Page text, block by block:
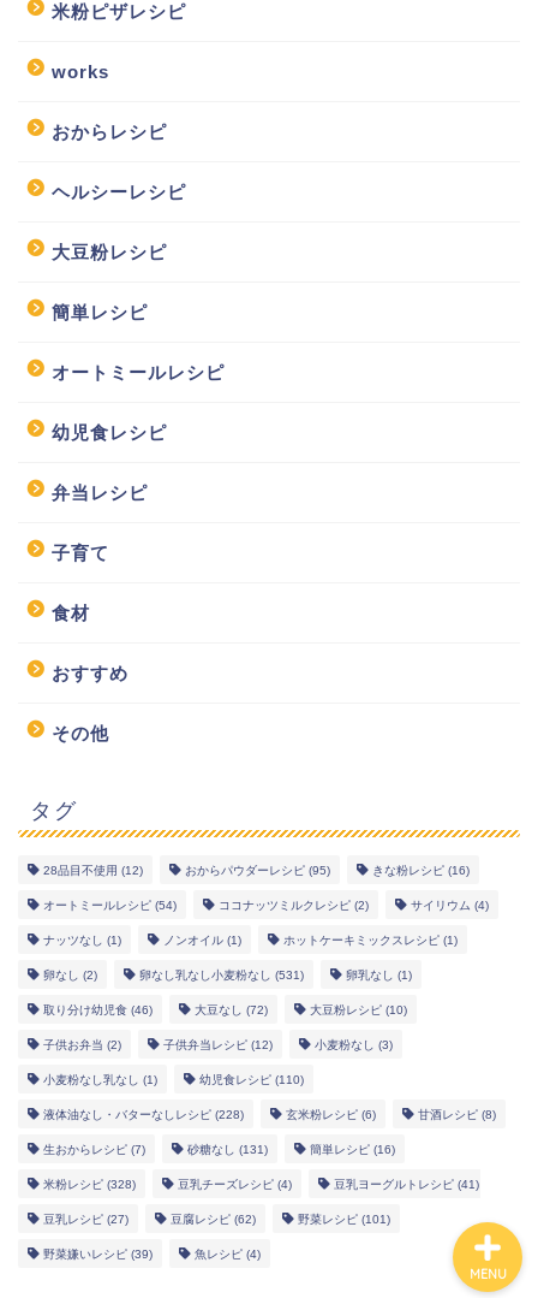
米粉ピザレシピ
works
おからレシピ
ヘルシーレシピ
大豆粉レシピ
簡単レシピ
オートミールレシピ
幼児食レシピ
弁当レシピ
子育て
食材
おすすめ
その他
タグ
28品目不使用 (12) おからパウダーレシピ (95) きな粉レシピ (16)
オートミールレシピ (54) ココナッツミルクレシピ (2) サイリウム (4)
ナッツなし (1) ノンオイル (1) ホットケーキミックスレシピ (1)
卵なし (2) 卵なし乳なし小麦粉なし (531) 卵乳なし (1)
取り分け幼児食 (46) 大豆なし (72) 大豆粉レシピ (10)
子供お弁当 (2) 子供弁当レシピ (12) 小麦粉なし (3)
小麦粉なし乳なし (1) 幼児食レシピ (110)
液体油なし・バターなしレシピ (228) 玄米粉レシピ (6) 甘酒レシピ (8)
生おからレシピ (7) 砂糖なし (131) 簡単レシピ (16)
米粉レシピ (328) 豆乳チーズレシピ (4) 豆乳ヨーグルトレシピ (41)
豆乳レシピ (27) 豆腐レシピ (62) 野菜レシピ (101)
野菜嫌いレシピ (39) 魚レシピ (4)
MENU
幼児食レシピ
米粉レシピ
ヘルシーレシピ
works